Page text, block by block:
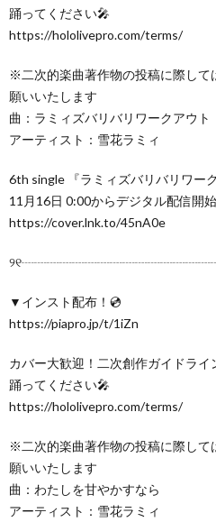
踊ってください🎤
https://hololivepro.com/terms/
※二次的楽曲著作物の投稿に際して
願いいたします
曲：ラミィズバリバリワークアウト
アーティスト：雪花ラミィ
6th single 『ラミィズバリバリワー
11月16日 0:00からデジタル配信開始
https://cover.lnk.to/45nA0e
▼インスト配布！💿
https://piapro.jp/t/1iZn
カバー大歓迎！二次創作ガイドラ
踊ってください🎤
https://hololivepro.com/terms/
※二次的楽曲著作物の投稿に際して
願いいたします
曲：わたしを甘やかすなら
アーティスト：雪花ラミィ